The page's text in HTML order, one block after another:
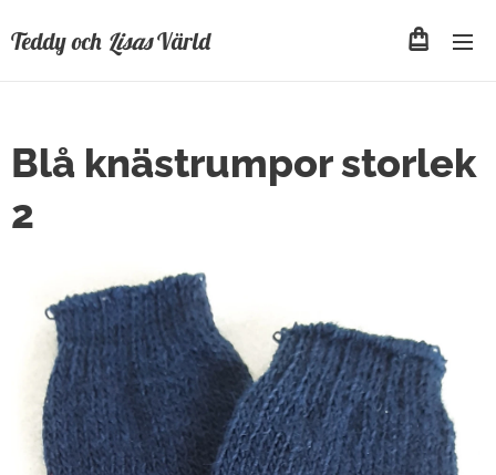
Teddy och LisasVärld
Blå knästrumpor storlek
2